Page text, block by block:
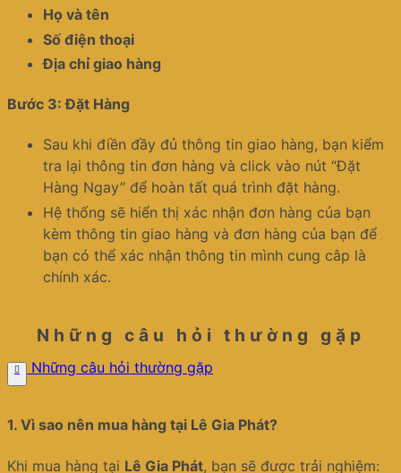
Họ và tên
Số điện thoại
Địa chỉ giao hàng
Bước 3: Đặt Hàng
Sau khi điền đầy đủ thông tin giao hàng, bạn kiểm
tra lại thông tin đơn hàng và click vào nút “Đặt
Hàng Ngay” để hoàn tất quá trình đặt hàng.
Hệ thống sẽ hiển thị xác nhận đơn hàng của bạn
kèm thông tin giao hàng và đơn hàng của bạn để
bạn có thể xác nhận thông tin mình cung câp là
chính xác.
Những câu hỏi thường gặp
Những câu hỏi thường gặp
1. Vì sao nên mua hàng tại Lê Gia Phát?
Khi mua hàng tại Lê Gia Phát, bạn sẽ được trải nghiệm: